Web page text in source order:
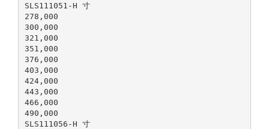
SLS111051-H 寸
278,000
300,000
321,000
351,000
376,000
403,000
424,000
443,000
466,000
490,000
SLS111056-H 寸